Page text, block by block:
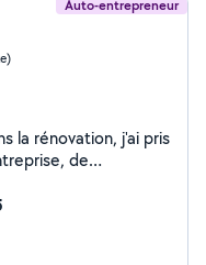
Auto-entrepreneur
la rénovation, j'ai pris
de